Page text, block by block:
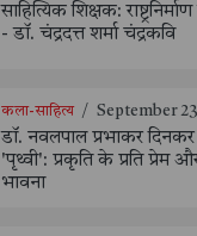
साहित्यिक शिक्षक:
- डॉ. चंद्रदत्त शर्मा चंद्रकवि
कला-साहित्य / September
डॉ. नवलपाल प्रभाकर
'पृथ्वी': प्रकृति के प्रति प्रेम
भावना